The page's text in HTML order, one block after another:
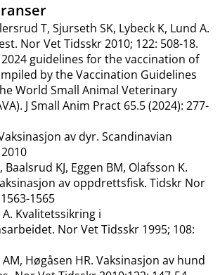
T, Sjurseth SK, Lybeck K, Lund A.
Nor Vet Tidsskr 2010; 122: 508-18.
2024 guidelines for the vaccination of
by the Vaccination Guidelines
World Small Animal Veterinary
J Small Anim Pract 65.5 (2024): 277-
av dyr. Scandinavian
Baalsrud KJ, Eggen BM, Olafsson K.
av oppdrettsfisk. Tidskr Nor
1565
Kvalitetssikring i
Nor Vet Tidsskr 1995; 108:
Høgåsen HR. Vaksinasjon av hund